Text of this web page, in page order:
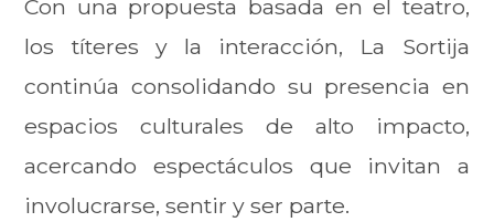
Con una propuesta basada en el teatro,
los títeres y la interacción, La Sortija
continúa consolidando su presencia en
espacios culturales de alto impacto,
acercando espectáculos que invitan a
involucrarse, sentir y ser parte.